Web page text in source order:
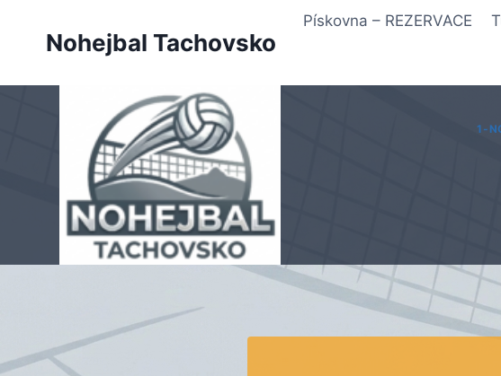
Nohejbal Tachovsko
Pískovna – REZERVACE
1-